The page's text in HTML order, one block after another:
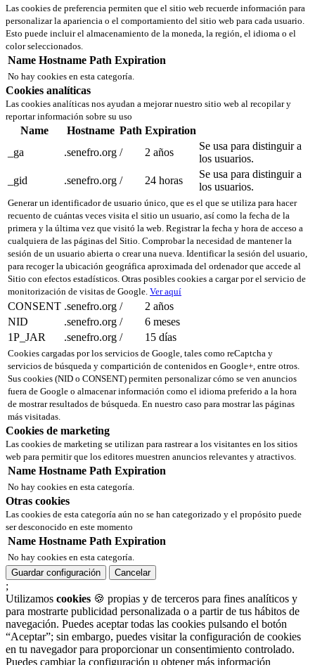
Las cookies de preferencia permiten que el sitio web recuerde información para
personalizar la apariencia o el comportamiento del sitio web para cada usuario.
Esto puede incluir el almacenamiento de la moneda, la región, el idioma o el
color seleccionados.
Name Hostname Path Expiration
No hay cookies en esta categoría.
Cookies analíticas
Las cookies analíticas nos ayudan a mejorar nuestro sitio web al recopilar y
reportar información sobre su uso
Name Hostname Path Expiration
_ga
.senefro.org / 2 años
Se usa para distinguir a
los usuarios.
_gid
.senefro.org / 24 horas
Se usa para distinguir a
los usuarios.
Generar un identificador de usuario único, que es el que se utiliza para hacer
recuento de cuántas veces visita el sitio un usuario, así como la fecha de la
primera y la última vez que visitó la web. Registrar la fecha y hora de acceso a
cualquiera de las páginas del Sitio. Comprobar la necesidad de mantener la
sesión de un usuario abierta o crear una nueva. Identificar la sesión del usuario,
para recoger la ubicación geográfica aproximada del ordenador que accede al
Sitio con efectos estadísticos. Otras posibles cookies a cargar por el servicio de
monitorización de visitas de Google. Ver aquí
CONSENT .senefro.org /
2 años
NID
.senefro.org /
6 meses
1P_JAR
.senefro.org / 15 días
Cookies cargadas por los servicios de Google, tales como reCaptcha y
servicios de búsqueda y compartición de contenidos en Google+, entre otros.
Sus cookies (NID o CONSENT) permiten personalizar cómo se ven anuncios
fuera de Google o almacenar información como el idioma preferido a la hora
de mostrar resultados de búsqueda. En nuestro caso para mostrar las páginas
más visitadas.
Cookies de marketing
Las cookies de marketing se utilizan para rastrear a los visitantes en los sitios
web para permitir que los editores muestren anuncios relevantes y atractivos.
Name Hostname Path Expiration
No hay cookies en esta categoría.
Otras cookies
Las cookies de esta categoría aún no se han categorizado y el propósito puede
ser desconocido en este momento
Name Hostname Path Expiration
No hay cookies en esta categoría.
Guardar configuración
Cancelar
;
Utilizamos cookies 🍪 propias y de terceros para fines analíticos y
para mostrarte publicidad personalizada o a partir de tus hábitos de
navegación. Puedes aceptar todas las cookies pulsando el botón
“Aceptar”; sin embargo, puedes visitar la configuración de cookies
en tu navegador para proporcionar un consentimiento controlado.
Puedes cambiar la configuración u obtener más información